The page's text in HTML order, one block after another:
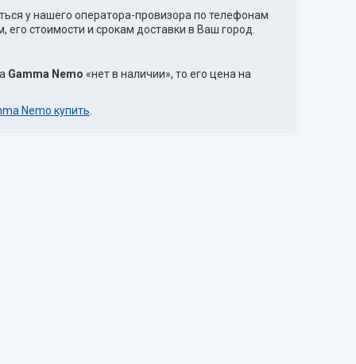
у нашего оператора-провизора по телефонам
стоимости и срокам доставки в Ваш город.
Gamma Nemo «нет в наличии», то его цена на
Nemo купить